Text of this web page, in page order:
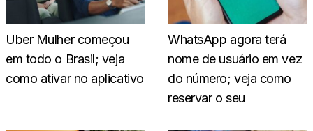
Uber Mulher começou
em todo o Brasil; veja
como ativar no aplicativo
WhatsApp agora terá
nome de usuário em vez
do número; veja como
reservar o seu